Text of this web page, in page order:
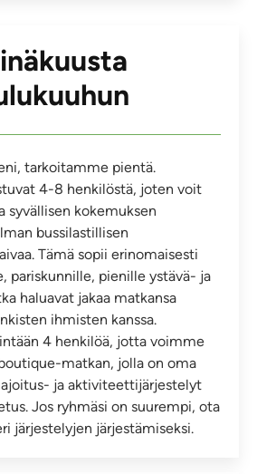
tarkoitamme pientä.
4-8 henkilöstä, joten voit
syvällisen kokemuksen
bussilastillisen
Tämä sopii erinomaisesti
pariskunnille, pienille ystävä- ja
haluavat jakaa matkansa
ihmisten kanssa.
4 henkilöä, jotta voimme
matkan, jolla on oma
ja aktiviteettijärjestelyt
Jos ryhmäsi on suurempi, ota
järjestelyjen järjestämiseksi.